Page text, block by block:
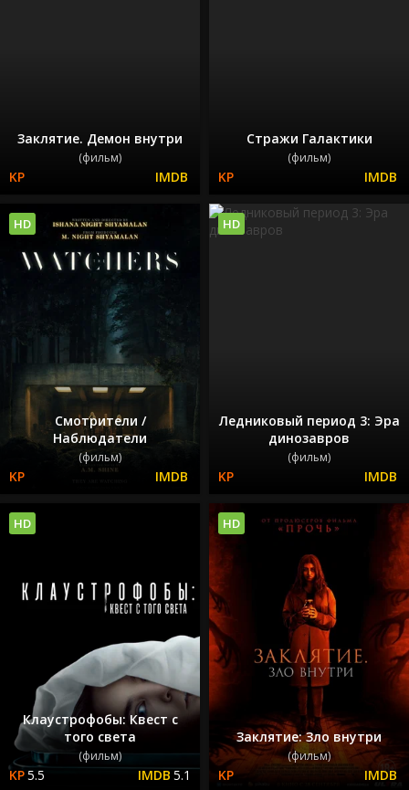
Заклятие. Демон внутри
(фильм)
Стражи Галактики
(фильм)
Смотрители /
Наблюдатели
(фильм)
HD
Ледниковый период 3: Эра
динозавров
(фильм)
HD
Клаустрофобы: Квест с
того света
(фильм)
5.5 5.1
HD
Заклятие: Зло внутри
(фильм)
HD